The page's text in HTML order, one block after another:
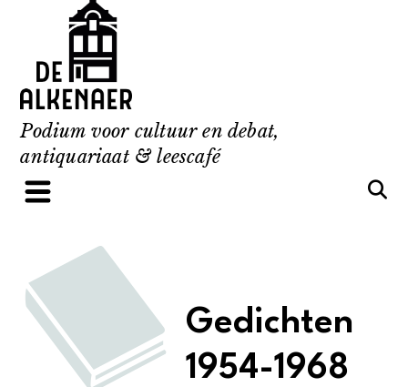
content
Podium voor cultuur en debat,
antiquariaat & leescafé
Gedichten
1954-1968